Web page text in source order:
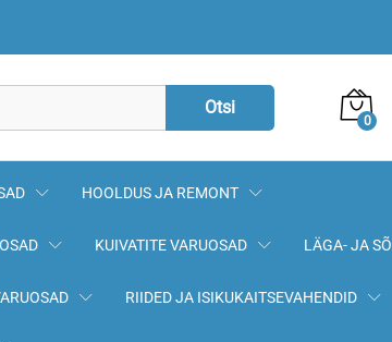
Otsi
0
HOOLDUS JA REMONT
KUIVATITE VARUOSAD LÄGA- JA
RIIDED JA ISIKUKAITSEVAHENDID